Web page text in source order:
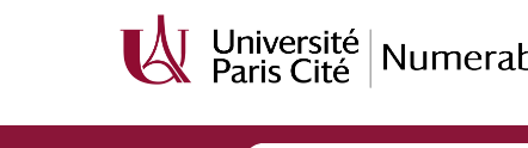
Panneau de gestion des cookies